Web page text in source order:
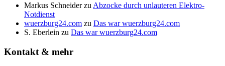
Markus Schneiderzu Abzocke durch unlauteren Elektro-
Notdienst
wuerzburg24.com zu Das war wuerzburg24.com
S. Eberlein zu Das war wuerzburg24.com
Kontakt & mehr